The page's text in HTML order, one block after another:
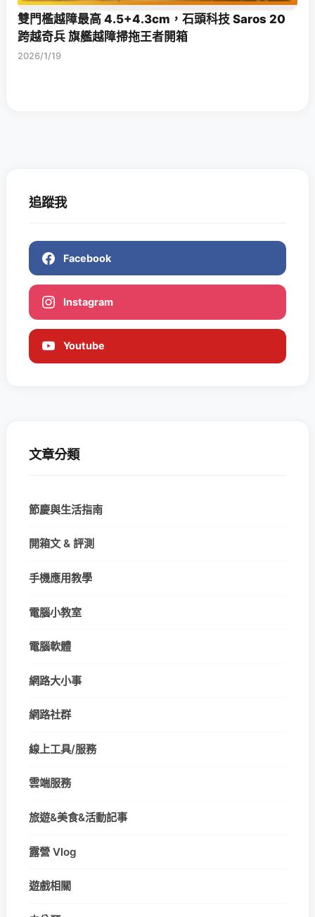
雙門檻越障最高 4.5+4.3cm，石頭科技 Saros 20
跨越奇兵 旗艦越障掃拖王者開箱
2026/1/19
追蹤我
Facebook
Instagram
Youtube
文章分類
節慶與生活指南
開箱文 & 評測
手機應用教學
電腦小教室
電腦軟體
網路大小事
網路社群
線上工具/服務
雲端服務
旅遊&美食&活動記事
露營 Vlog
遊戲相關